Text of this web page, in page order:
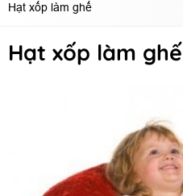
Hạt xốp làm ghế
Hạt xốp làm ghế